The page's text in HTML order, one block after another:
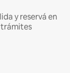
y reservá en
trámites